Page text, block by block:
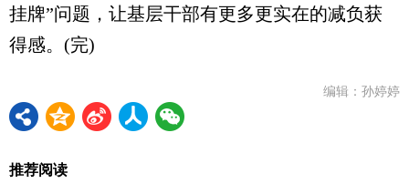
挂牌”问题，让基层干部有更多更实在的减负获
得感。(完)
编辑：孙婷婷
推荐阅读